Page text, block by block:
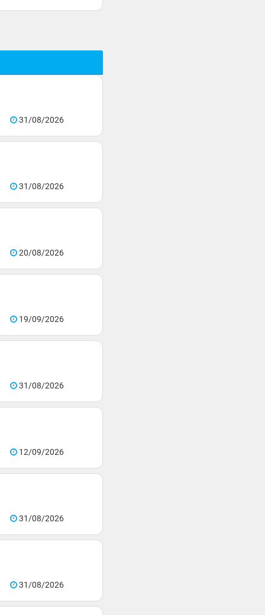
31/08/2026
31/08/2026
20/08/2026
19/09/2026
31/08/2026
12/09/2026
31/08/2026
31/08/2026